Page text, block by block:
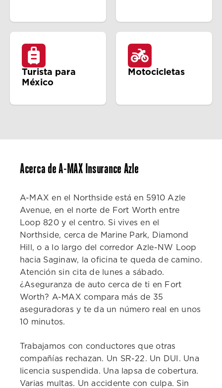
Turista para
México
Motocicletas
Acerca de A-MAX Insurance Azle
A-MAX en el Northside está en 5910 Azle
Avenue, en el norte de Fort Worth entre
Loop 820 y el centro. Si vives en el
Northside, cerca de Marine Park, Diamond
Hill, o a lo largo del corredor Azle-NW Loop
hacia Saginaw, la oficina te queda de camino.
Atención sin cita de lunes a sábado.
¿Aseguranza de auto cerca de ti en Fort
Worth? A-MAX compara más de 35
aseguradoras y te da un número real en unos
10 minutos.
Trabajamos con conductores que otras
compañías rechazan. Un SR-22. Un DUI. Una
licencia suspendida. Una lapsa de cobertura.
Varias multas. Un accidente con culpa. Sin